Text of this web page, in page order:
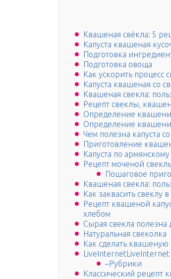
Квашеная свёкла: 5
Капуста квашеная
Подготовка
Подготовка овоща
Как ускорить процесс
Капуста квашеная со
Квашеная свекла:
Рецепт свеклы,
Определение
Определение
Чем полезна капуста
Приготовление
Капуста по
Рецепт моченой
Пошаговое
Квашеная свекла:
Как заквасить свеклу
Рецепт квашеной
хлебом
Сырая свекла полезна
Натуральная свеколка
Как сделать
LiveInternetLiveInternet
–Рубрики
Классический рецепт